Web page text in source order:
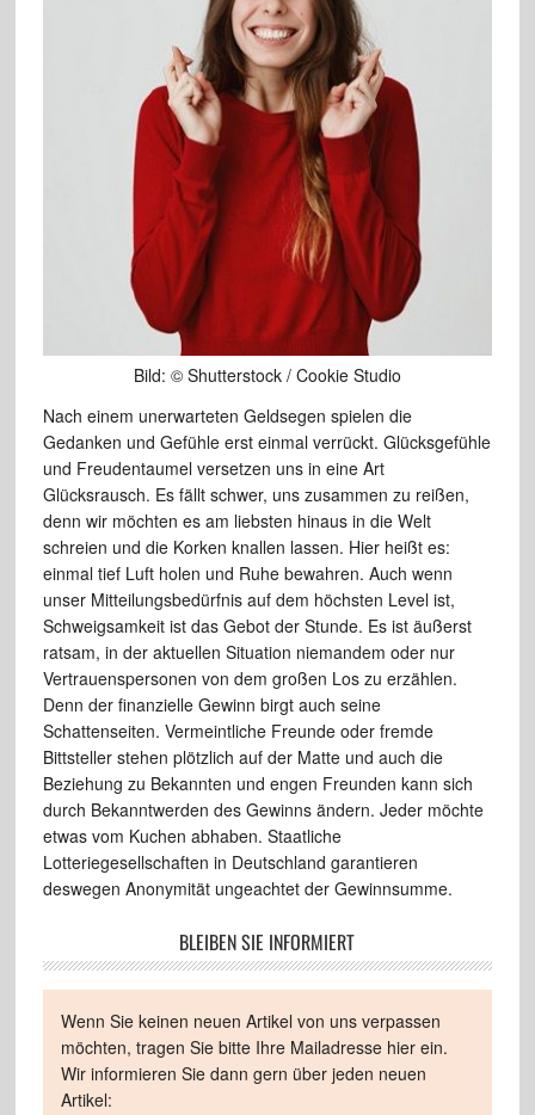
Bild: © Shutterstock / Cookie Studio
Nach einem unerwarteten Geldsegen spielen die
Gedanken und Gefühle erst einmal verrückt. Glücksgefühle
und Freudentaumel versetzen uns in eine Art
Glücksrausch. Es fällt schwer, uns zusammen zu reißen,
denn wir möchten es am liebsten hinaus in die Welt
schreien und die Korken knallen lassen. Hier heißt es:
einmal tief Luft holen und Ruhe bewahren. Auch wenn
unser Mitteilungsbedürfnis auf dem höchsten Level ist,
Schweigsamkeit ist das Gebot der Stunde. Es ist äußerst
ratsam, in der aktuellen Situation niemandem oder nur
Vertrauenspersonen von dem großen Los zu erzählen.
Denn der finanzielle Gewinn birgt auch seine
Schattenseiten. Vermeintliche Freunde oder fremde
Bittsteller stehen plötzlich auf der Matte und auch die
Beziehung zu Bekannten und engen Freunden kann sich
durch Bekanntwerden des Gewinns ändern. Jeder möchte
etwas vom Kuchen abhaben. Staatliche
Lotteriegesellschaften in Deutschland garantieren
deswegen Anonymität ungeachtet der Gewinnsumme.
BLEIBEN SIE INFORMIERT
Wenn Sie keinen neuen Artikel von uns verpassen
möchten, tragen Sie bitte Ihre Mailadresse hier ein.
Wir informieren Sie dann gern über jeden neuen
Artikel: